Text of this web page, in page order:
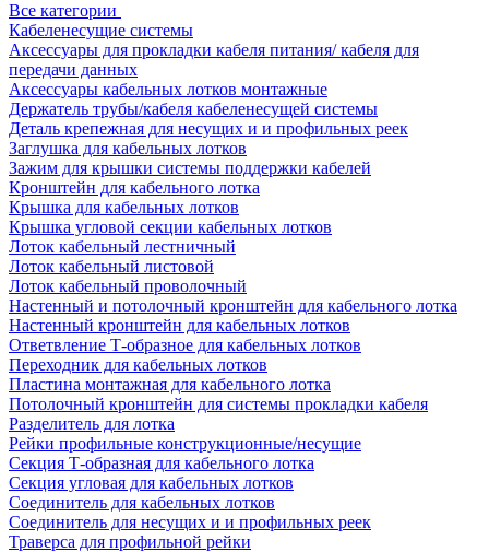
Все категории
Кабеленесущие системы
Аксессуары для прокладки кабеля питания/ кабеля для
передачи данных
Аксессуары кабельных лотков монтажные
Держатель трубы/кабеля кабеленесущей системы
Деталь крепежная для несущих и и профильных реек
Заглушка для кабельных лотков
Зажим для крышки системы поддержки кабелей
Кронштейн для кабельного лотка
Крышка для кабельных лотков
Крышка угловой секции кабельных лотков
Лоток кабельный лестничный
Лоток кабельный листовой
Лоток кабельный проволочный
Настенный и потолочный кронштейн для кабельного лотка
Настенный кронштейн для кабельных лотков
Ответвление Т-образное для кабельных лотков
Переходник для кабельных лотков
Пластина монтажная для кабельного лотка
Потолочный кронштейн для системы прокладки кабеля
Разделитель для лотка
Рейки профильные конструкционные/несущие
Секция Т-образная для кабельного лотка
Секция угловая для кабельных лотков
Соединитель для кабельных лотков
Соединитель для несущих и и профильных реек
Траверса для профильной рейки